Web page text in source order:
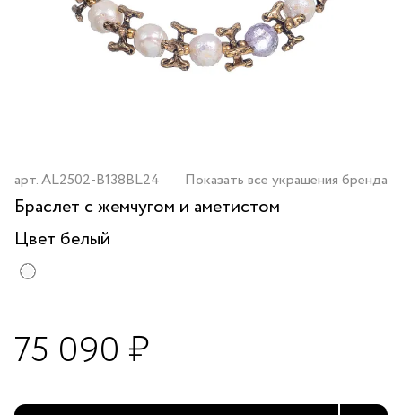
арт.AL2502-B138BL24 Показать все украшения бренда
Браслет с жемчугом и аметистом
Цвет белый
75 090 ₽